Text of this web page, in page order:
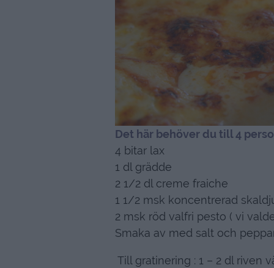
Det här behöver du till 4
4 bitar lax
1 dl grädde
2 1/2 dl creme fraiche
1 1/2 msk koncentrerad
2 msk röd valfri pesto ( vi
Smaka av med salt och
Till gratinering : 1 – 2 dl riven